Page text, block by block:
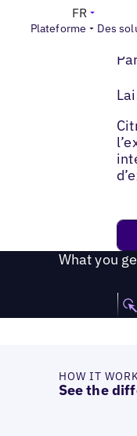
Plateforme Des
FR
What you
HOW IT
See the